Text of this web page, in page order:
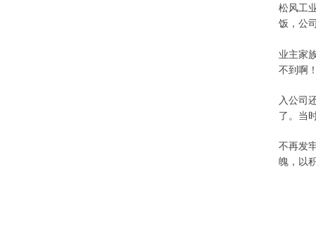
松风工
饭，公
业主家
不到啊
入公司
了。 当
不再发
魄，以